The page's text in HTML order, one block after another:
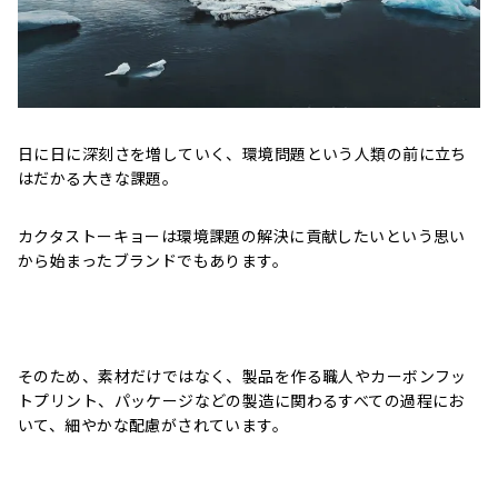
日に日に深刻さを増していく、環境問題という人類の前に立ち
はだかる大きな課題。
カクタストーキョーは環境課題の解決に貢献したいという思い
から始まったブランドでもあります。
そのため、素材だけではなく、製品を作る職人やカーボンフッ
トプリント、パッケージなどの製造に関わるすべての過程にお
いて、細やかな配慮がされています。